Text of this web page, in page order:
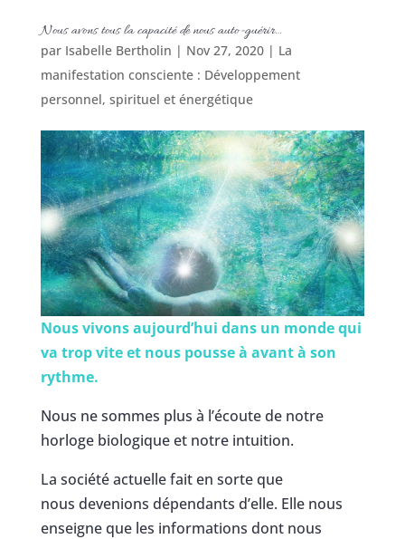
Nous avons tous la capacité de nous auto-guérir…
par Isabelle Bertholin | Nov 27, 2020| La
manifestation consciente : Développement
personnel, spirituel et énergétique
Nous vivons aujourd’hui dans un monde qui
va trop vite et nous pousse à avant à son
rythme.
Nous ne sommes plus à l’écoute de notre
horloge biologique et notre intuition.
La société actuelle fait en sorte que
nous devenions dépendants d’elle. Elle nous
enseigne que les informations dont nous